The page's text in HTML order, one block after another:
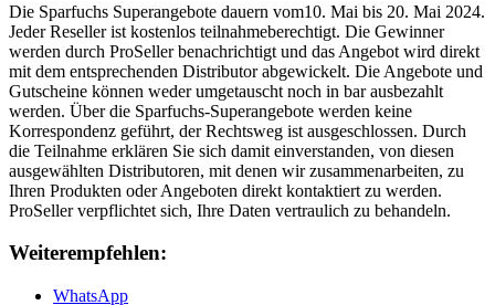
Die Sparfuchs Superangebote dauern vom10. Mai bis 20. Mai 2024.
Jeder Reseller ist kostenlos teilnahmeberechtigt. Die Gewinner
werden durch ProSeller benachrichtigt und das Angebot wird direkt
mit dem entsprechenden Distributor abgewickelt. Die Angebote und
Gutscheine können weder umgetauscht noch in bar ausbezahlt
werden. Über die Sparfuchs-Superangebote werden keine
Korrespondenz geführt, der Rechtsweg ist ausgeschlossen. Durch
die Teilnahme erklären Sie sich damit einverstanden, von diesen
ausgewählten Distributoren, mit denen wir zusammenarbeiten, zu
Ihren Produkten oder Angeboten direkt kontaktiert zu werden.
ProSeller verpflichtet sich, Ihre Daten vertraulich zu behandeln.
Weiterempfehlen:
WhatsApp